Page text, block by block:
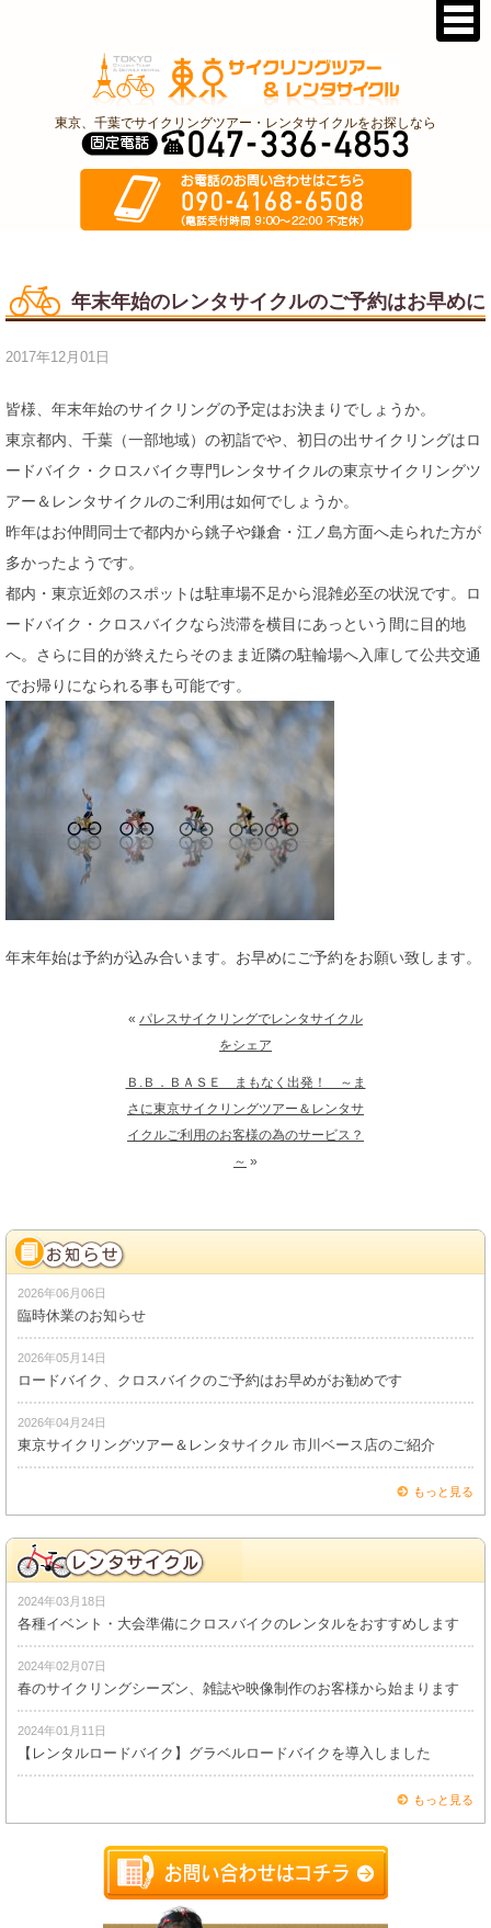
東京、千葉でサイクリングツアー・レンタサイクルをお探しなら
年末年始のレンタサイクルのご予約はお早めに
2017年12月01日
皆様、年末年始のサイクリングの予定はお決まりでしょうか。
東京都内、千葉（一部地域）の初詣でや、初日の出サイクリングはロ
ードバイク・クロスバイク専門レンタサイクルの東京サイクリングツ
アー＆レンタサイクルのご利用は如何でしょうか。
昨年はお仲間同士で都内から銚子や鎌倉・江ノ島方面へ走られた方が
多かったようです。
都内・東京近郊のスポットは駐車場不足から混雑必至の状況です。ロ
ードバイク・クロスバイクなら渋滞を横目にあっという間に目的地
へ。さらに目的が終えたらそのまま近隣の駐輪場へ入庫して公共交通
でお帰りになられる事も可能です。
年末年始は予約が込み合います。お早めにご予約をお願い致します。
« パレスサイクリングでレンタサイクル
をシェア
Ｂ.Ｂ．ＢＡＳＥ まもなく出発！ ～ま
さに東京サイクリングツアー＆レンタサ
イクルご利用のお客様の為のサービス？
～ »
2026年06月06日
臨時休業のお知らせ
2026年05月14日
ロードバイク、クロスバイクのご予約はお早めがお勧めです
2026年04月24日
東京サイクリングツアー＆レンタサイクル 市川ベース店のご紹介
もっと見る
2024年03月18日
各種イベント・大会準備にクロスバイクのレンタルをおすすめします
2024年02月07日
春のサイクリングシーズン、雑誌や映像制作のお客様から始まります
2024年01月11日
【レンタルロードバイク】グラベルロードバイクを導入しました
もっと見る